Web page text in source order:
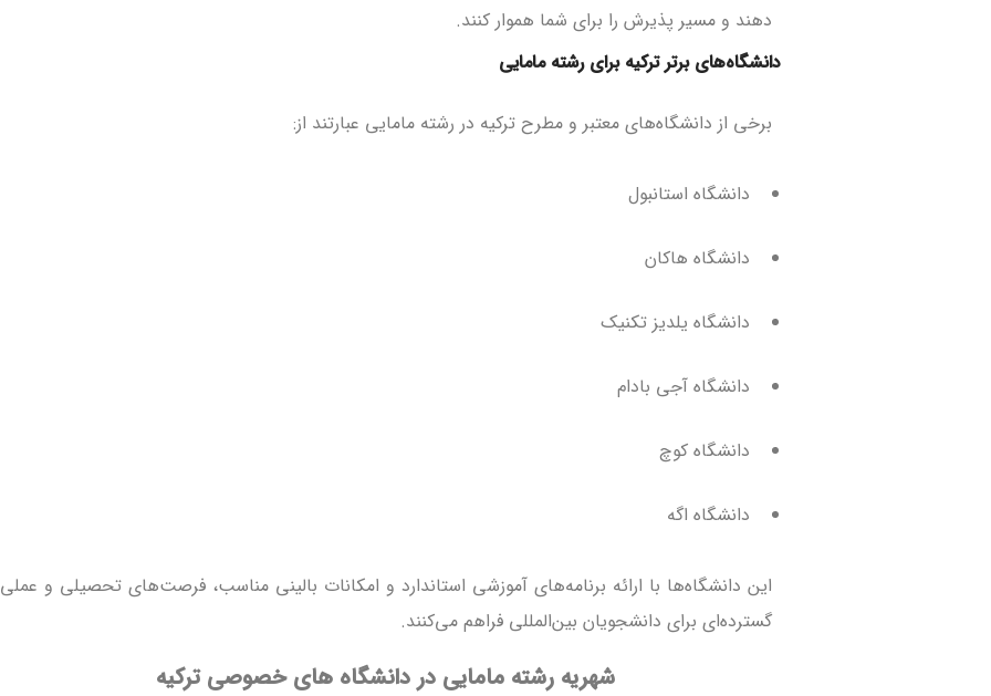
دهند و مسیر پذیرش را برای شما هموار کنند.
دانشگاه‌های برتر ترکیه برای رشته مامایی
برخی از دانشگاه‌های معتبر و مطرح ترکیه در رشته مامایی عبارتند از:
دانشگاه استانبول
دانشگاه هاکان
دانشگاه یلدیز تکنیک
دانشگاه آجی بادام
دانشگاه کوچ
دانشگاه اگه
این دانشگاه‌ها با ارائه برنامه‌های آموزشی استاندارد و امکانات بالینی مناسب، فرصت‌های تحصیلی و عملی
گسترده‌ای برای دانشجویان بین‌المللی فراهم می‌کنند.
شهریه رشته مامایی در دانشگاه های خصوصی ترکیه